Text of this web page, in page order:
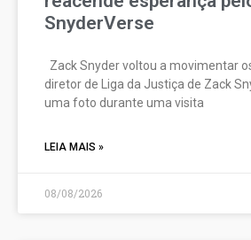
SnyderVerse
Zack Snyder voltou a movimentar
diretor de Liga da Justiça de Zack
uma foto durante uma visita
LEIA MAIS »
08/08/2026